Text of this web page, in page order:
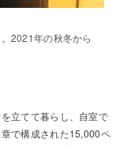
2021年の秋冬から
立てて暮らし、自室で
で構成された15,000ペ